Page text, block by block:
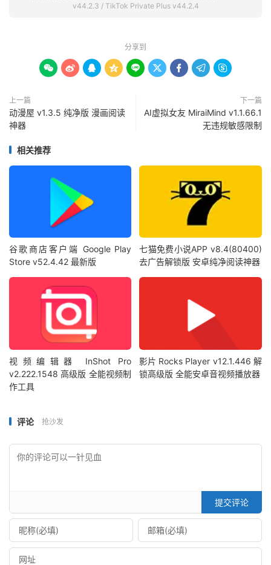
v44.2.3 / TikTok Private Plus v44.2.4
分享到
        
上一篇
动漫屋 v1.3.5 纯净版 漫画阅读
神器
下一篇
AI虚拟女友 MiraiMind v1.1.66.1
无违规敏感限制
相关推荐
谷歌商店客户端 Google Play
Store v52.4.42 最新版
七猫免费小说APP v8.4(80400)
去广告解锁版 安卓纯净阅读神器
视频编辑器 InShot Pro
v2.222.1548 高级版 全能视频制
作工具
影片 Rocks Player v12.1.446 解
锁高级版 全能安卓音视频播放器
评论 抢沙发
提交评论